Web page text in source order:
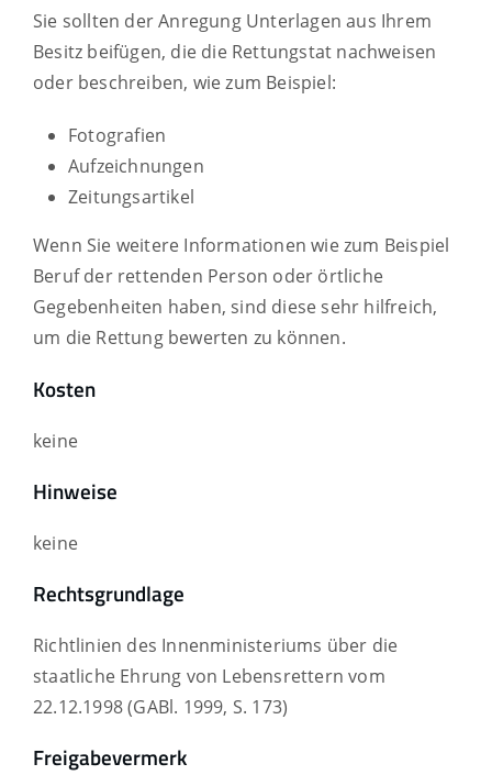
Sie sollten der Anregung Unterlagen aus Ihrem
Besitz beifügen, die die Rettungstat nachweisen
oder beschreiben, wie zum Beispiel:
Fotografien
Aufzeichnungen
Zeitungsartikel
Wenn Sie weitere Informationen wie zum Beispiel
Beruf der rettenden Person oder örtliche
Gegebenheiten haben, sind diese sehr hilfreich,
um die Rettung bewerten zu können.
Kosten
keine
Hinweise
keine
Rechtsgrundlage
Richtlinien des Innenministeriums über die
staatliche Ehrung von Lebensrettern vom
22.12.1998 (GABl. 1999, S. 173)
Freigabevermerk